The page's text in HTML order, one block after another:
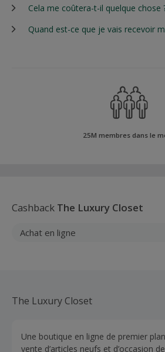
Cela me coûtera-t-il quelque chose
Quand est-ce que je vais recevoir
25M membres dans le
Cashback The Luxury Closet
Achat en ligne
The Luxury Closet
Une boutique en ligne de premier
vente d’articles neufs et d’occasion